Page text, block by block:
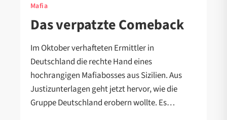
Mafia
Das verpatzte Comeback
Im Oktober verhafteten Ermittler in
Deutschland die rechte Hand eines
hochrangigen Mafiabosses aus Sizilien. Aus
Justizunterlagen geht jetzt hervor, wie die
Gruppe Deutschland erobern wollte. Es…